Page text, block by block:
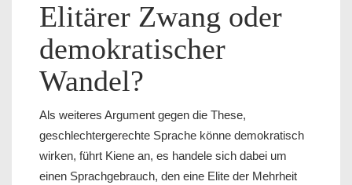
Elitärer Zwang oder
demokratischer
Wandel?
Als weiteres Argument gegen die These,
geschlechtergerechte Sprache könne demokratisch
wirken, führt Kiene an, es handele sich dabei um
einen Sprachgebrauch, den eine Elite der Mehrheit